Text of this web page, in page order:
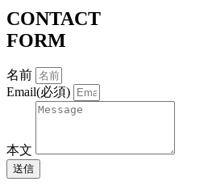
CONTACT
FORM
名前
Email(必須)
本文
送信